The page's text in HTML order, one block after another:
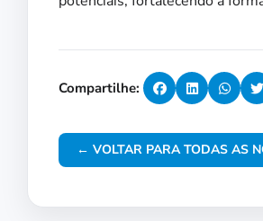
Compartilhe:
← VOLTAR PARA TODAS AS